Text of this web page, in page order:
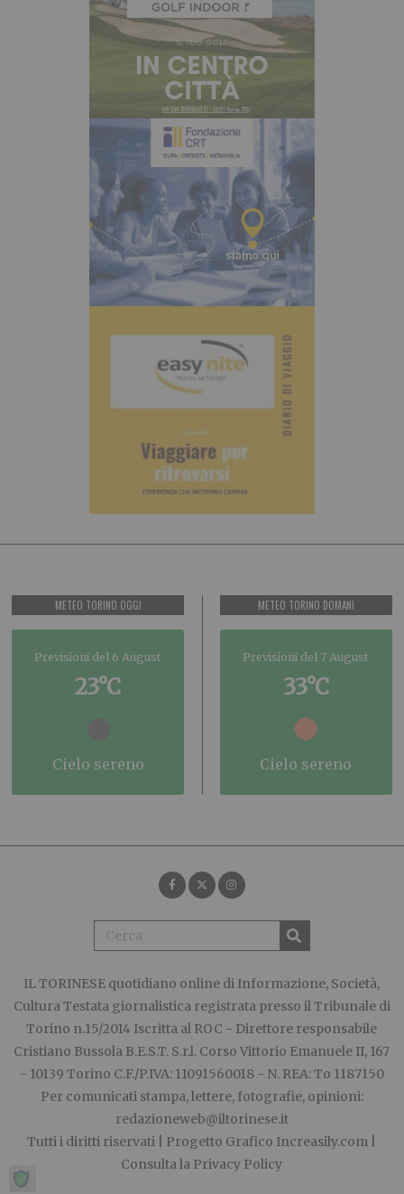
METEO TORINO OGGI
Previsioni del 6 August
23°C
cielo sereno
METEO TORINO DOMANI
Previsioni del 7 August
33°C
cielo sereno
IL TORINESE quotidiano online di Informazione, Società,
Cultura Testata giornalistica registrata presso il Tribunale di
Torino n.15/2014 Iscritta al ROC - Direttore responsabile
Cristiano Bussola B.E.S.T. S.r.l. Corso Vittorio Emanuele II, 167
- 10139 Torino C.F./P.IVA: 11091560018 - N. REA: To 1187150
Per comunicati stampa, lettere, fotografie, opinioni:
redazioneweb@iltorinese.it
Tutti i diritti riservati | Progetto Grafico Increasily.com
Consulta la Privacy Policy